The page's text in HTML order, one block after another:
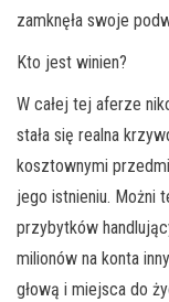
zamknęła swoje
Kto jest winien?
W całej tej aferze
stała się realna
kosztownymi
jego istnieniu. Możni
przybytków
milionów na konta
głową i miejsca do